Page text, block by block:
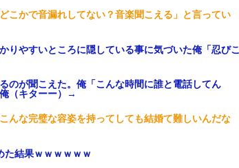
こかで音漏れしてない？音楽聞こえる」と言ってい
りやすいところに隠している事に気づいた俺「忍びこ
のが聞こえた。俺「こんな時間に誰と電話してん
（キターー）→
んな完璧な容姿を持ってしても結婚て難しいんだな
た結果ｗｗｗｗｗｗ